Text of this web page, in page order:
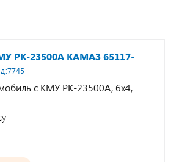
РК-23500А КАМАЗ 65117-
7745
с КМУ РК-23500А, 6х4,